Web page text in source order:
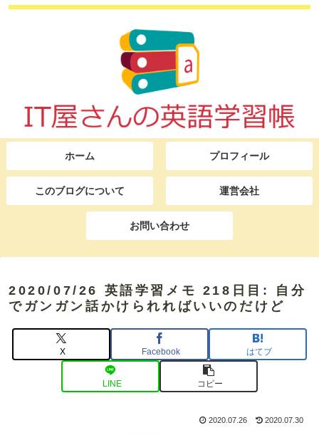
ホーム プロフィール
このブログについて 運営会社
お問い合わせ
2020/07/26 英語学習メモ 218日目: 自分
でガンガン話かけられればいいのだけど
X Facebook はてブ
LINE コピー
2020.07.26 2020.07.30